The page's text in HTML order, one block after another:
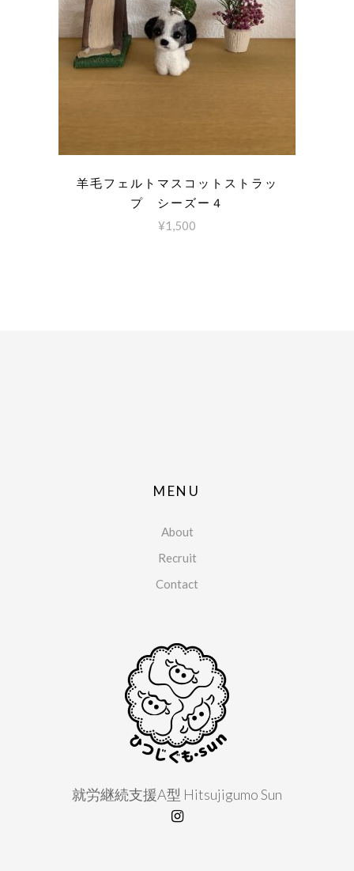
羊毛フェルトマスコットストラッ
プ シーズー４
¥1,500
MENU
About
Recruit
Contact
就労継続支援A型 Hitsujigumo Sun